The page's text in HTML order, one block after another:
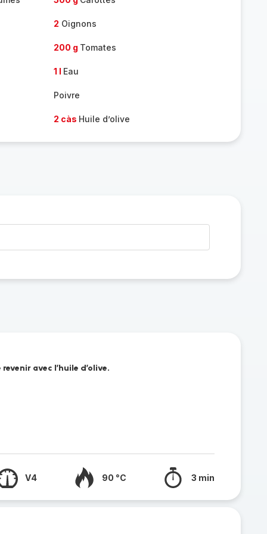
2 Oignons
200 g Tomates
1 l Eau
Poivre
2 càs Huile d’olive
avec l’huile d’olive.
V4 90 °C 3 min